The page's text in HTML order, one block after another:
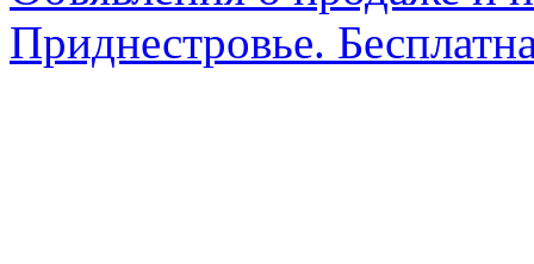
Приднестровье.